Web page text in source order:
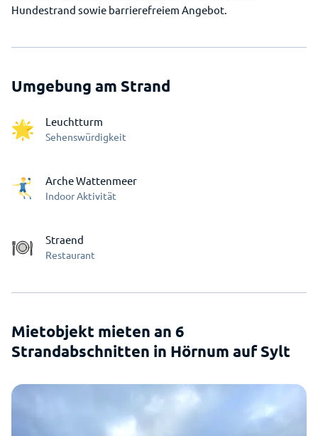
Hundestrand sowie barrierefreiem Angebot.
Umgebung am Strand
Leuchtturm
Sehenswürdigkeit
Arche Wattenmeer
Indoor Aktivität
Straend
Restaurant
Mietobjekt mieten an 6
Strandabschnitten in Hörnum auf Sylt